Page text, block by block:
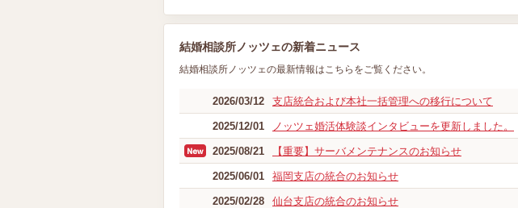
結婚相談所ノッツェの新着ニュース
結婚相談所ノッツェの最新情報はこちらをご覧ください。
2026/03/12 支店統合および本社一括管理への移行について
2025/12/01 ノッツェ婚活体験談インタビューを更新しました。
2025/08/21 【重要】サーバメンテナンスのお知らせ
2025/06/01 福岡支店の統合のお知らせ
2025/02/28 仙台支店の統合のお知らせ